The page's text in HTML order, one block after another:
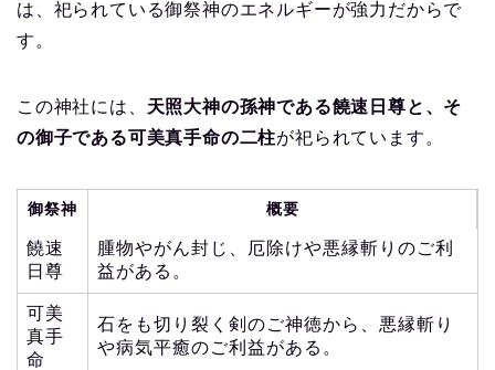
は、祀られている御祭神のエネルギーが強力だからで
す。
この神社には、 天照大神の孫神である饒速日尊と、そ
の御子である可美真手命の二柱が祀られています。
御祭神 概要
饒速
日尊
腫物やがん封じ、厄除けや悪縁斬りのご利
益がある。
可美
真手
命
石をも切り裂く剣のご神徳から、悪縁斬り
や病気平癒のご利益がある。